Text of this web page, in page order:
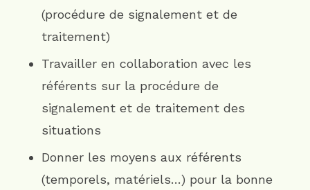
(procédure de signalement et de
traitement)
Travailler en collaboration avec les
référents sur la procédure de
signalement et de traitement des
situations
Donner les moyens aux référents
(temporels, matériels…) pour la bonne